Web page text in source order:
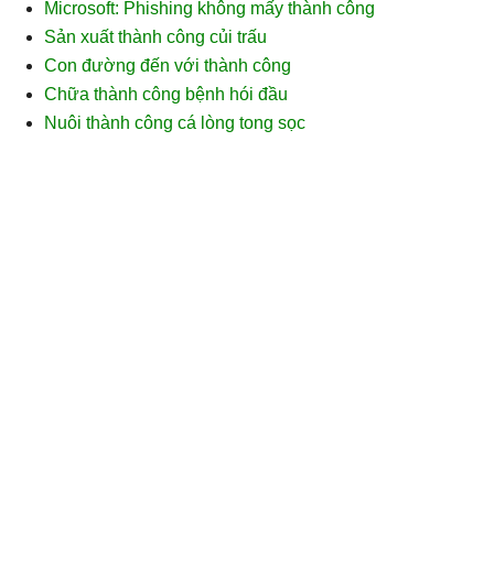
Microsoft: Phishing không mấy thành công
Sản xuất thành công củi trấu
Con đường đến với thành công
Chữa thành công bệnh hói đầu
Nuôi thành công cá lòng tong sọc